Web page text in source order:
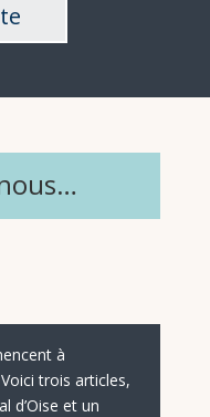
à
trois articles,
d’Oise et un